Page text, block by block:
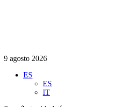
9 agosto 2026
ES
ES
IT